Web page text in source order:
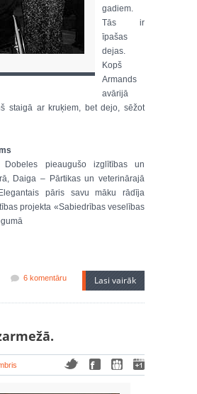
gadiem.
Tās ir
īpašas
dejas.
Kopš
Armands
avārijā
staigā ar kruķiem, bet dejo, sēžot
Dobeles pieaugušo izglītības un
Daiga – Pārtikas un veterinārajā
pāris savu māku rādīja
projekta «Sabiedrības veselības
6 komentāru Lasi vairāk